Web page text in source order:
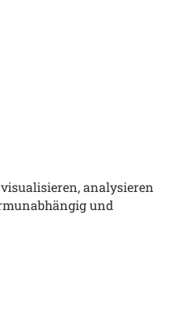
analysieren
und